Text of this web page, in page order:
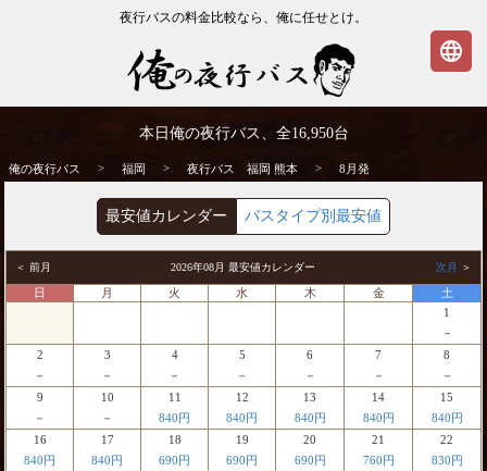
夜行バスの料金比較なら、俺に任せとけ。
| 俺の夜行バス
本日俺の夜行バス、全16,950台
俺の夜行バス > 福岡 > 夜行バス 福岡 熊本 > 8月発
最安値カレンダー バスタイプ別最安値
＜ 前月 2026年08月 最安値カレンダー 次月 ＞
日 月 火 水 木 金
土
1
－
2
－
3
－
4
－
5
－
6
－
7
－
8
－
9
－
10
－
11
840円
12
840円
13
840円
14
840円
15
840円
16
840円
17
840円
18
690円
19
690円
20
690円
21
760円
22
830円
language